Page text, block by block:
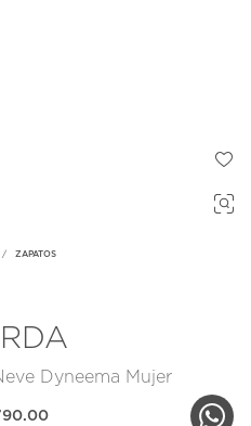
ZAPATOS
Dyneema Mujer